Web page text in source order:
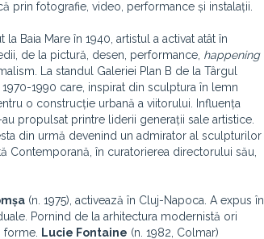
prin fotografie, video, performance și instalații.
la Baia Mare în 1940, artistul a activat atât în
de la pictură, desen, performance, happening
La standul Galeriei Plan B de la Târgul
1990 care, inspirat din sculptura în lemn
o construcție urbană a viitorului. Influența
propulsat printre liderii generații sale artistice.
din urmă devenind un admirator al sculpturilor
Contemporană, în curatorierea directorului său,
(n. 1975), activează în Cluj-Napoca. A expus în
Pornind de la arhitectura modernistă ori
forme. Lucie Fontaine (n. 1982, Colmar)